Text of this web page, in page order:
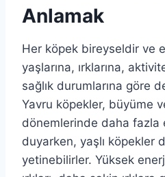
Anlamak
Her köpek bireyseldir ve
yaşlarına, ırklarına,
sağlık durumlarına göre
Yavru köpekler, büyüme
dönemlerinde daha fazla
duyarken, yaşlı köpekler
yetinebilirler. Yüksek